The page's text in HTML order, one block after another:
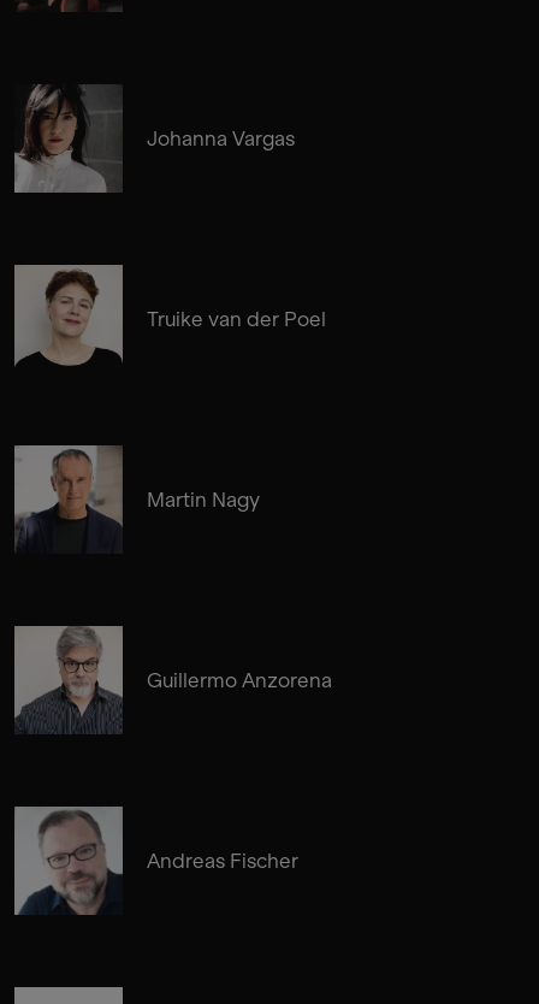
Johanna Vargas
Truike van der Poel
Martin Nagy
Guillermo Anzorena
Andreas Fischer